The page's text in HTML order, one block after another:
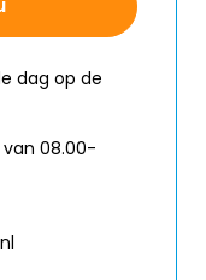
dag op de
van 08.00-